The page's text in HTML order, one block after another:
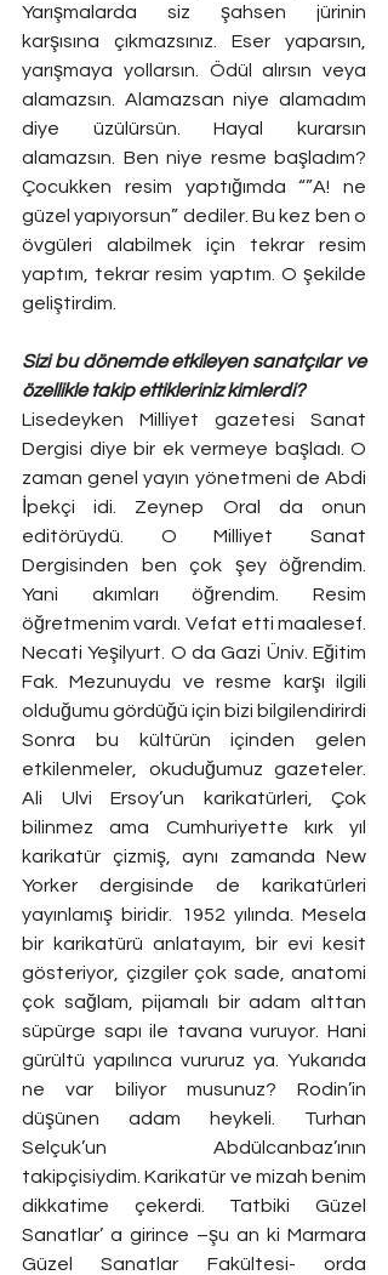
Yarışmalarda siz şahsen jürinin
karşısına çıkmazsınız. Eser yaparsın,
yarışmaya yollarsın. Ödül alırsın veya
alamazsın. Alamazsan niye alamadım
diye üzülürsün. Hayal kurarsın
alamazsın. Ben niye resme başladım?
Çocukken resim yaptığımda “”A! ne
güzel yapıyorsun” dediler. Bu kez ben o
övgüleri alabilmek için tekrar resim
yaptım, tekrar resim yaptım. O şekilde
geliştirdim.
Sizi bu dönemde etkileyen sanatçılar ve
özellikle takip ettikleriniz kimlerdi?
Lisedeyken Milliyet gazetesi Sanat
Dergisi diye bir ek vermeye başladı. O
zaman genel yayın yönetmeni de Abdi
İpekçi idi. Zeynep Oral da onun
editörüydü. O Milliyet Sanat
Dergisinden ben çok şey öğrendim.
Yani akımları öğrendim. Resim
öğretmenim vardı. Vefat etti maalesef.
Necati Yeşilyurt. O da Gazi Üniv. Eğitim
Fak. Mezunuydu ve resme karşı ilgili
olduğumu gördüğü için bizi bilgilendirirdi
Sonra bu kültürün içinden gelen
etkilenmeler, okuduğumuz gazeteler.
Ali Ulvi Ersoy’un karikatürleri, Çok
bilinmez ama Cumhuriyette kırk yıl
karikatür çizmiş, aynı zamanda New
Yorker dergisinde de karikatürleri
yayınlamış biridir. 1952 yılında. Mesela
bir karikatürü anlatayım, bir evi kesit
gösteriyor, çizgiler çok sade, anatomi
çok sağlam, pijamalı bir adam alttan
süpürge sapı ile tavana vuruyor. Hani
gürültü yapılınca vururuz ya. Yukarıda
ne var biliyor musunuz? Rodin’in
düşünen adam heykeli. Turhan
Selçuk’un Abdülcanbaz’ının
takipçisiydim. Karikatür ve mizah benim
dikkatime çekerdi. Tatbiki Güzel
Sanatlar’ a girince –şu an ki Marmara
Güzel Sanatlar Fakültesi- orda